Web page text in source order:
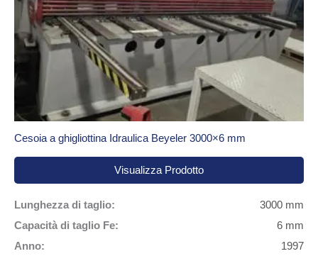
Cesoia a ghigliottina Idraulica Beyeler 3000×6 mm
Visualizza Prodotto
Lunghezza di taglio:
3000 mm
Capacità di taglio Fe:
6 mm
Anno:
1997